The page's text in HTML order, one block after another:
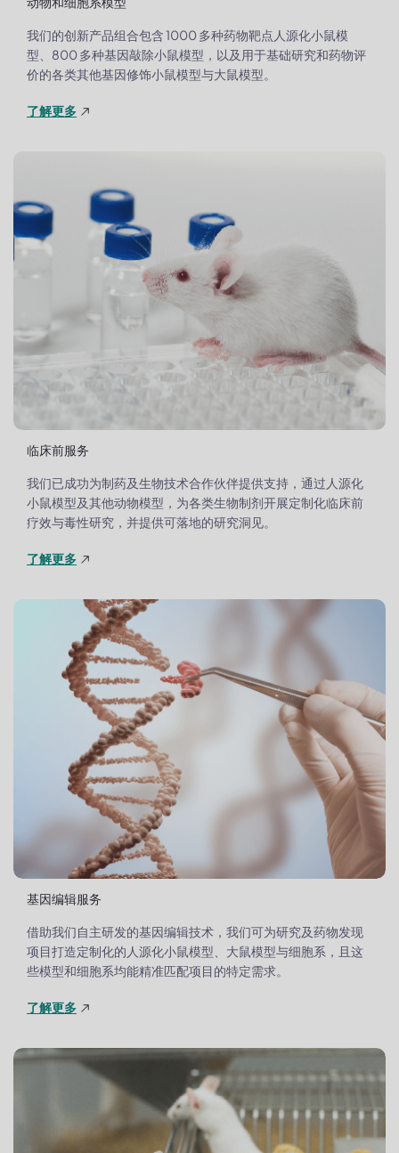
我们的创新产品组合包含 1000 多种药物靶点人源化小鼠模
型、800 多种基因敲除小鼠模型，以及用于基础研究和药物评
价的各类其他基因修饰小鼠模型与大鼠模型。
了解更多
临床前服务
我们已成功为制药及生物技术合作伙伴提供支持，通过人源化
小鼠模型及其他动物模型，为各类生物制剂开展定制化临床前
疗效与毒性研究，并提供可落地的研究洞见。
了解更多
基因编辑服务
借助我们自主研发的基因编辑技术，我们可为研究及药物发现
项目打造定制化的人源化小鼠模型、大鼠模型与细胞系，且这
些模型和细胞系均能精准匹配项目的特定需求。
了解更多